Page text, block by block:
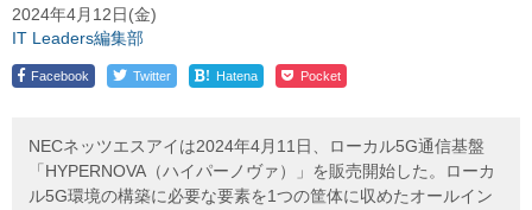
2024年4月12日(金)
IT Leaders編集部
Facebook Twitter ! Hatena Pocket
NECネッツエスアイは2024年4月11日、ローカル5G通信基盤
「HYPERNOVA（ハイパーノヴァ）」を販売開始した。ローカ
ル5G環境の構築に必要な要素を1つの筐体に収めたオールイン